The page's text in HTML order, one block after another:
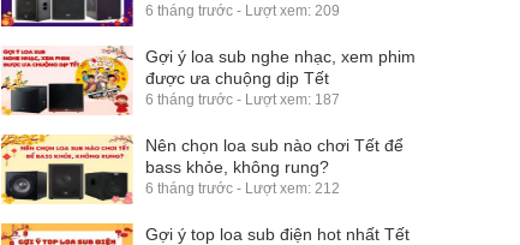
6 tháng trước - Lượt xem: 209
Gợi ý loa sub nghe nhạc, xem phim
được ưa chuộng dịp Tết
6 tháng trước - Lượt xem: 187
Nên chọn loa sub nào chơi Tết để
bass khỏe, không rung?
6 tháng trước - Lượt xem: 212
Gợi ý top loa sub điện hot nhất Tết